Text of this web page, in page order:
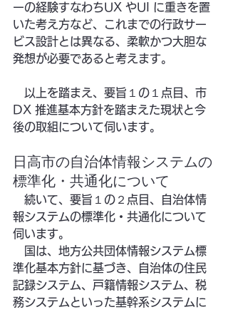
ーの経験すなわちUX やUI に重きを置
いた考え方など、これまでの行政サー
ビス設計とは異なる、柔軟かつ大胆な
発想が必要であると考えます。
以上を踏まえ、要旨１の１点目、市
DX 推進基本方針を踏まえた現状と今
後の取組について伺います。
日高市の自治体情報システムの
標準化・共通化について
続いて、要旨１の２点目、自治体情
報システムの標準化・共通化について
伺います。
国は、地方公共団体情報システム標
準化基本方針に基づき、自治体の住民
記録システム、戸籍情報システム、税
務システムといった基幹系システムに